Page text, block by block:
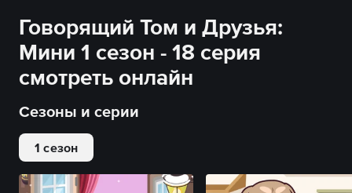
Говорящий Том и Друзья:
Мини 1 сезон - 18 серия
смотреть онлайн
Сезоны и серии
1 сезон